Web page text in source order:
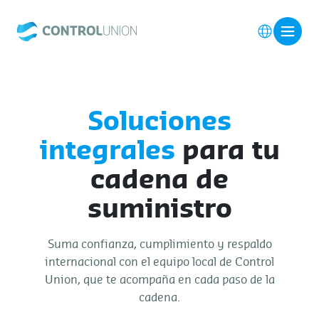
Soluciones
integrales para tu
cadena de
suministro
Suma confianza, cumplimiento y respaldo
internacional con el equipo local de Control
Union, que te acompaña en cada paso de la
cadena.